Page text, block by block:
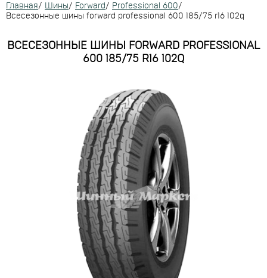
Главная/ Шины/ Forward/ Professional 600/
Всесезонные шины forward professional 600 185/75 r16 102q
ВСЕСЕЗОННЫЕ ШИНЫ FORWARD PROFESSIONAL
600 185/75 R16 102Q